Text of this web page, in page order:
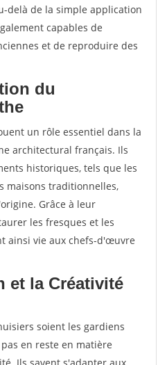
delà de la simple application
capables de
et de reproduire des
du
un rôle essentiel dans la
architectural français. Ils
historiques, tels que les
maisons traditionnelles,
Grâce à leur
les fresques et les
ainsi vie aux chefs-d'œuvre
et la Créativité
soient les gardiens
en reste en matière